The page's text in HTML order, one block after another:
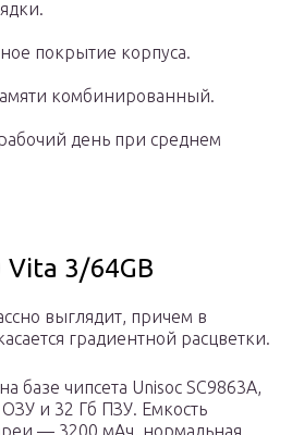
покрытие корпуса.
комбинированный.
день при среднем
Vita 3/64GB
выглядит, причем в
градиентной расцветки.
базе чипсета Unisoc SC9863A,
и 32 Гб ПЗУ. Емкость
— 3200 мАч, нормальная